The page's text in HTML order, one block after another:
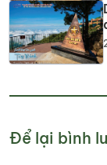
Để lại bình